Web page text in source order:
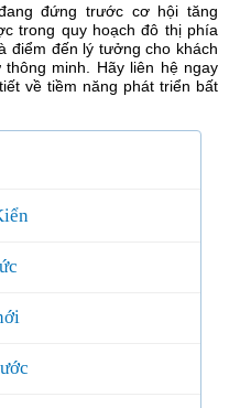
đứng trước cơ hội tăng
trong quy hoạch đô thị phía
điểm đến lý tưởng cho khách
minh. Hãy liên hệ ngay
về tiềm năng phát triển bất